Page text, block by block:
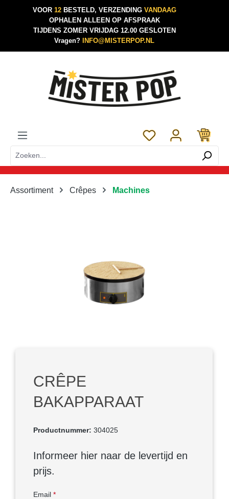
Ga naar de hoofdinhoud
VOOR 12 BESTELD, VERZENDING VANDAAG
OPHALEN ALLEEN OP AFSPRAAK
TIJDENS ZOMER VRIJDAG 12.00 GESLOTEN
Vragen?
INFO@MISTERPOP.NL
Je hebt 0 items op
Assortiment Crêpes Machines
CRÊPE
BAKAPPARAAT
Productnummer: 304025
Informeer hier naar de levertijd en
prijs.
Email *